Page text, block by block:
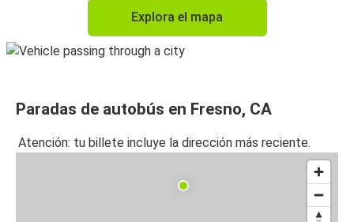
Explora el mapa
Paradas de autobús en Fresno, CA
Atención: tu billete incluye la dirección más reciente.